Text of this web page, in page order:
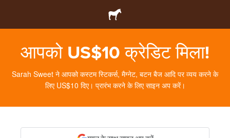
आपको US$10 क्रेडिट मिला!
Sarah Sweet ने आपको कस्टम स्टिकर्स, मैग्नेट, बटन बैज आदि पर व्यय करने के
लिए US$10 दिए। प्रारंभ करने के लिए साइन अप करें।